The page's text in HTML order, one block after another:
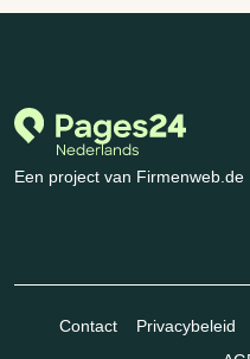
Een project van Firmenweb.de
Contact Privacybeleid